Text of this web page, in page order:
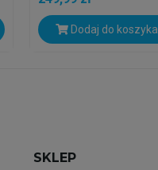
Dodaj do koszyka
SKLEP